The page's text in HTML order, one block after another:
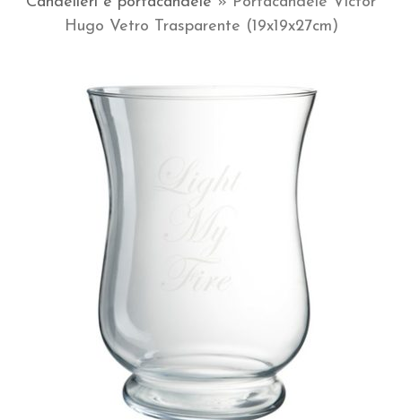
Hugo Vetro Trasparente (19x19x27cm)